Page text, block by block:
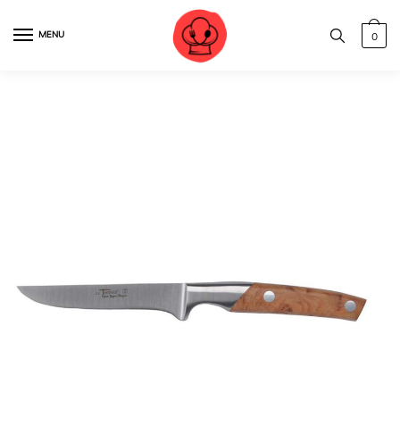
MENU 0